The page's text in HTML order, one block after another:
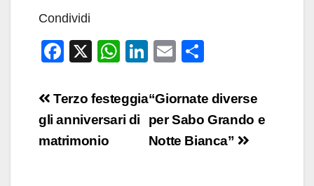
Condividi
F
c
e
b
X
W
at
s
Li
k
e
dI
E
ail n
di
vi
Navigazione
articoli
“Giornate diverse
per Sabo Grando e
Notte Bianca”
Terzo festeggia
gli anniversari di
matrimonio